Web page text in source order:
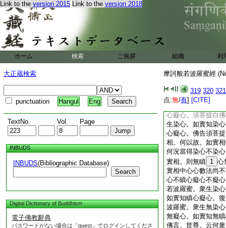
Link to the version 2015 Link to the version 2018
ホーム 検索 ご挨拶 組織 利
大正蔵検索
punctuation Hangul Eng
TextNo. Vol. Page
INBUDS
INBUDS(Bibliographic Database)
Search
Digital Dictionary of Buddhism
電子佛教辭典
パスワードがない場合は「guest」でログインしてくださ
摩訶般若波羅蜜經
319 320 321
点:無/有] [CITE]
想。若此間國土若
若攝心若亂心。是
菩提。云何佛知衆
故知。用何等法相
是法相故。佛知衆
提。佛知衆生攝心
盡相故知。以無染
以斷相故知。以寂
如是須菩提。佛因
心亂心。復次須菩
衆生染心。如實知
心癡心。須菩提白
生染心。如實知染
心癡心。佛告須菩
相。何以故。如實
何況當得染心不染
實相。則無瞋 1 心
實相中心心數法尚
心不瞋心癡心不癡
若波羅蜜。衆生染
如實知瞋心癡心。
波羅蜜。衆生無染
無癡心。如實知無
佛言。世尊。云何